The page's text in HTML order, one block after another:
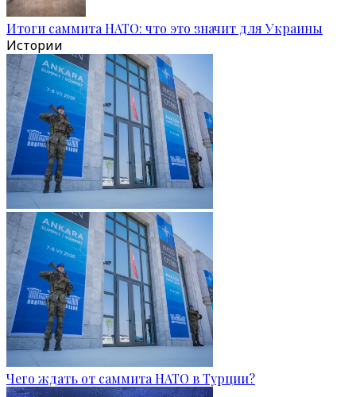
Итоги саммита НАТО: что это значит для Украины
Истории
Чего ждать от саммита НАТО в Турции?